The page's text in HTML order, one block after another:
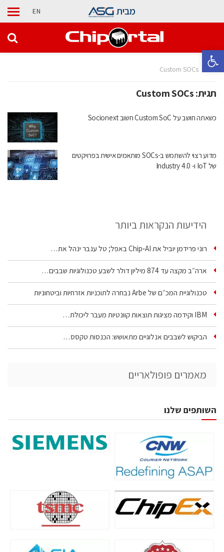
פתח סרגל נגישות
מבית EN
בית Custom SOCs
תגית:Custom SOCs
כשאתה חושב על Custom SoC חשוב Socionext
מדוע רצוי להשתמש ב-SOCs מותאמים אישית בפרויקטים
של IoT ו- 4.0 Industry
הידיעות הנקראות ביותר
רוני פרידמן יוביל את Chip‑AI באפל; טל ענבר ינהל את…
ארה״ב מקצה עד 874 מיליון דולר לשבע טכנולוגיות שבבים…
טכנולוגיית המכ״ם של Arbe נבחרה לתוכניות אזרחיות וביטחוניות
IBM וקידמה מציגות תוצאות קוונטיות מעבר ליכולת…
הביקוש לשבבים אנלוגיים מתאושש: הכנסות טקסס…
מאמרים פופולאריים
השותפים שלנו